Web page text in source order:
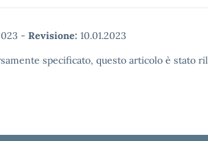
- Revisione: 10.01.2023
specificato, questo articolo è stato